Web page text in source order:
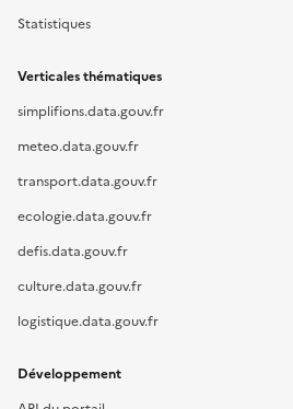
Statistiques
Verticales thématiques
simplifions.data.gouv.fr
meteo.data.gouv.fr
transport.data.gouv.fr
ecologie.data.gouv.fr
defis.data.gouv.fr
culture.data.gouv.fr
logistique.data.gouv.fr
Développement